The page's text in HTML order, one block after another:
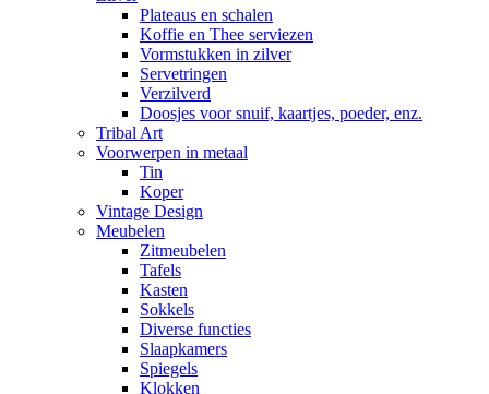
Plateaus en schalen
Koffie en Thee serviezen
Vormstukken in zilver
Servetringen
Verzilverd
Doosjes voor snuif, kaartjes, poeder, enz.
Tribal Art
Voorwerpen in metaal
Tin
Koper
Vintage Design
Meubelen
Zitmeubelen
Tafels
Kasten
Sokkels
Diverse functies
Slaapkamers
Spiegels
Klokken